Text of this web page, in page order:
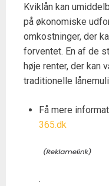
Kviklån kan
på økonomiske
omkostninger, der
forventet. En af de
høje renter, der kan
traditionelle
Få mere
365.dk
.